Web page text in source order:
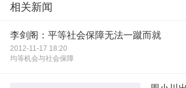
相关新闻
李剑阁：平等社会保障无法一蹴而就
2012-11-17 18:20
均等机会与社会保障